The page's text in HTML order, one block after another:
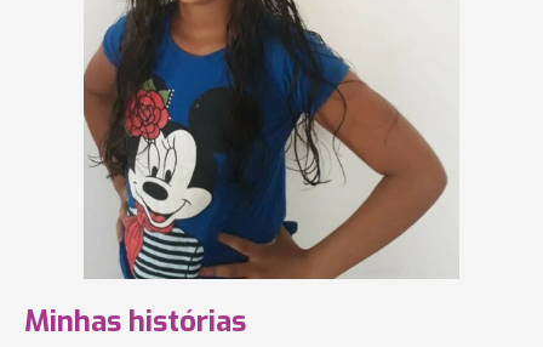
Minhas histórias